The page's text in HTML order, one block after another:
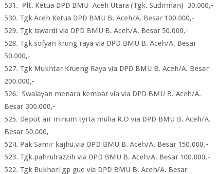
531. Plt. Ketua DPD BMU Aceh Utara (Tgk. Sudirman) 30.000,-
530. Tgk Aceh Ketua DPD BMU B. Aceh/A. Besar 100.000,-
529. Tgk iswardi via DPD BMU B. Aceh/A. Besar 50.000,-
528. Tgk sofyan krung raya via DPD BMU B. Aceh/A. Besar
50.000,-
527. Tgk Mukhtar Krueng Raya via DPD BMU B. Aceh/A. Besar
200.000,-
526. Swalayan menara kembar via via DPD BMU B. Aceh/A.
Besar 300.000,-
525. Depot air minum tyrta mulia R.O via DPD BMU B. Aceh/A.
Besar 50.000,-
524. Pak Samir kajhu.via DPD BMU B. Aceh/A. Besar 150.000,-
523. Tgk.pahrulrazzih via DPD BMU B. Aceh/A. Besar 100.000,-
522. Tgk Bukhari gp gue via DPD BMU B. Aceh/A. Besar